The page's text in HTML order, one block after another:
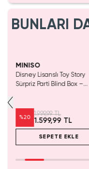
BUNLARI
MINISO
Disney Lisanslı Toy Story
Sürpriz Parti Blind Box –
%20
1.999,99 TL
1.599,99 TL
SEPETE EKLE